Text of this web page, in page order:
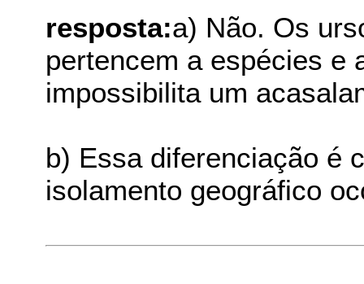
resposta:a) Não. Os
pertencem a espécies e
impossibilita um
b) Essa diferenciação é
isolamento geográfico